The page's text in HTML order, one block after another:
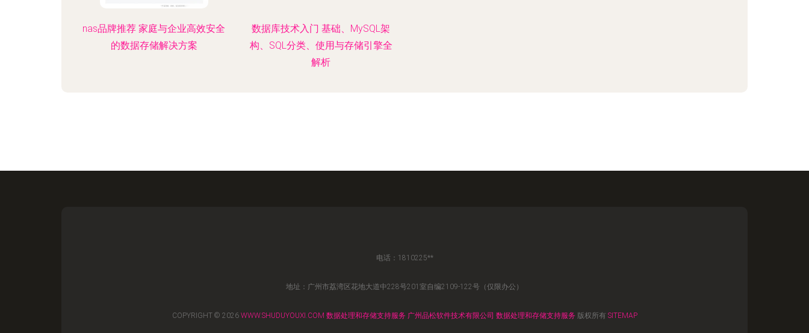
nas品牌推荐 家庭与企业高效安全
的数据存储解决方案
数据库技术入门 基础、MySQL架
构、SQL分类、使用与存储引擎全
解析
电话：1810225**
地址：广州市荔湾区花地大道中228号201室自编2109-122号（仅限办公）
COPYRIGHT © 2026 WWW.SHUDUYOUXI.COM 数据处理和存储支持服务 广州品松软件技术有限公司 数据处理和存储支持服务 版权所有 SITEMAP